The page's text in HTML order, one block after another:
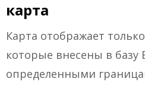
карта
Карта отображает
которые внесены в базу
определенными